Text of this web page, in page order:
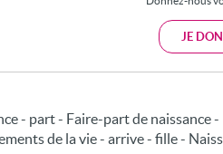
JE
- part - Faire-part de
de la vie - arrive - fille -